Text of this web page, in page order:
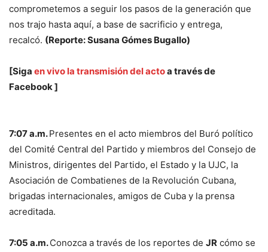
comprometemos a seguir los pasos de la generación que
nos trajo hasta aquí, a base de sacrificio y entrega,
recalcó. (Reporte: Susana Gómes Bugallo)
[Siga en vivo la transmisión del actoa través de
Facebook ]
7:07 a.m.Presentes en el acto miembros del Buró político
del Comité Central del Partido y miembros del Consejo de
Ministros, dirigentes del Partido, el Estado y la UJC, la
Asociación de Combatienes de la Revolución Cubana,
brigadas internacionales, amigos de Cuba y la prensa
acreditada.
7:05 a.m.Conozca a través de los reportes de JR cómo se